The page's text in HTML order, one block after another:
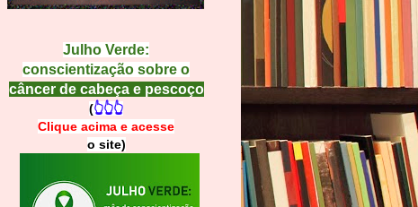
Julho Verde:
conscientização sobre o
câncer de cabeça e pescoço
(👆👆👆
Clique acima e acesse
o site)